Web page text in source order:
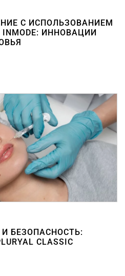
С ИСПОЛЬЗОВАНИЕМ
INMODE: ИННОВАЦИИ
БЕЗОПАСНОСТЬ:
CLASSIC